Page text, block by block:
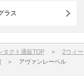
ラス
タクト通販TOP ＞ 2ウィー
＞ アヴァンレーベル